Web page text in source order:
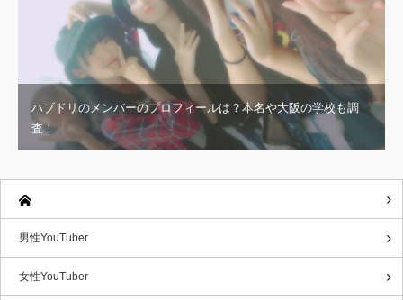
ハブドリのメンバーのプロフィールは？本名や大阪の学校も調
査！
男性YouTuber
女性YouTuber